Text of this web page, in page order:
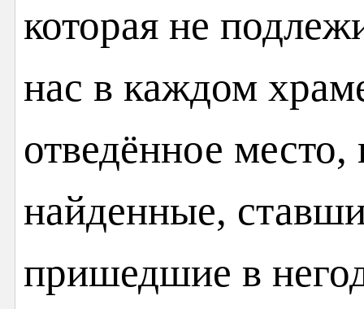
которая не
нас в каждом
отведённое
найденные,
пришедшие в